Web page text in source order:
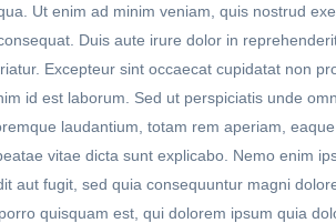
Ut enim ad minim veniam, quis nostrud
Duis aute irure dolor in
Excepteur sint occaecat cupidatat non
id est laborum. Sed ut perspiciatis unde
laudantium, totam rem aperiam,
vitae dicta sunt explicabo. Nemo enim
aut fugit, sed quia consequuntur magni
quisquam est, qui dolorem ipsum quia